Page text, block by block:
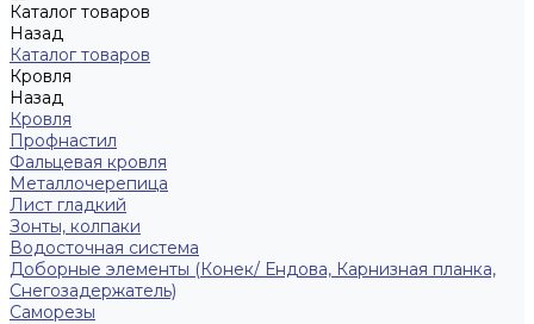
Каталог товаров
Назад
Каталог товаров
Кровля
Назад
Кровля
Профнастил
Фальцевая кровля
Металлочерепица
Лист гладкий
Зонты, колпаки
Водосточная система
Доборные элементы (Конек/ Ендова, Карнизная планка,
Снегозадержатель)
Саморезы